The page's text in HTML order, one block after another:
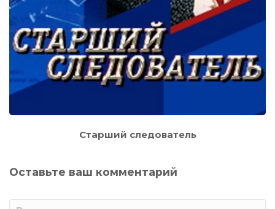
Старший следователь
Оставьте ваш комментарий